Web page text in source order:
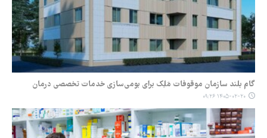
گام بلند سازمان موقوفات مَلِک برای بومی‌سازی خدمات تخصصی درمان
۱۴۰۵-۰۲-۲۰ ۰۹:۲۶